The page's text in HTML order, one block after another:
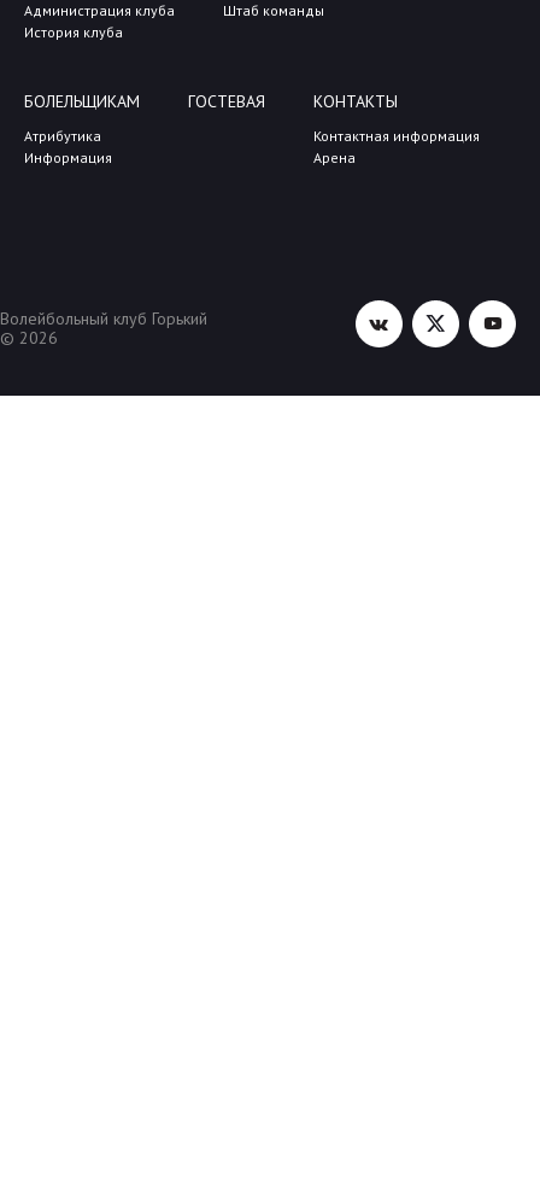
Администрация клуба
История клуба
Штаб команды
БОЛЕЛЬЩИКАМ
Атрибутика
Информация
ГОСТЕВАЯ КОНТАКТЫ
Контактная информация
Арена
Волейбольный клуб Горький
© 2026